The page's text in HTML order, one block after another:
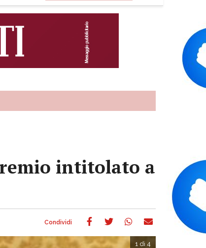
intitolato a
1 di 4